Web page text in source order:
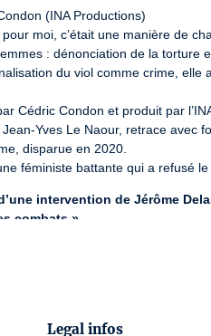
(INA Productions)
moi, c’était une manière de
: dénonciation de la torture
du viol comme crime,
Cédric Condon et produit par
Jean-Yves Le Naour, retrace avec
disparue en 2020.
féministe battante qui a refusé
intervention de Jérôme
combats ».
qui fondent notre mémoire
sens pour les partager avec le
l’origine de chacun des médias,
Legal infos